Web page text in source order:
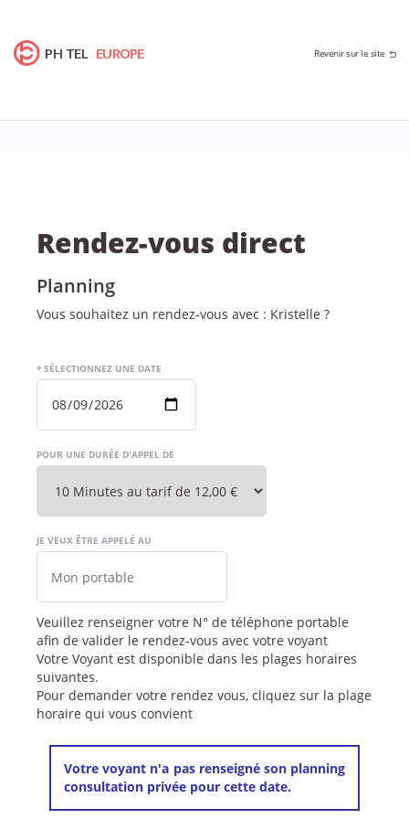
PH TEL EUROPE Revenir sur le site
Rendez-vous direct
Planning
Vous souhaitez un rendez-vous avec : Kristelle ?
* SÉLECTIONNEZ UNE DATE
POUR UNE DURÉE D'APPEL DE
JE VEUX ÊTRE APPELÉ AU
Veuillez renseigner votre N° de téléphone portable
afin de valider le rendez-vous avec votre voyant
Votre Voyant est disponible dans les plages horaires
suivantes.
Pour demander votre rendez vous, cliquez sur la plage
horaire qui vous convient
Votre voyant n'a pas renseigné son planning
consultation privée pour cette date.